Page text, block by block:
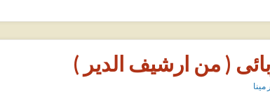
( من ارشيف الدير )